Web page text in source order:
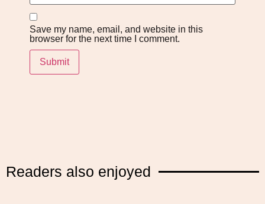
Save my name, email, and website in this
browser for the next time I comment.
Readers also enjoyed